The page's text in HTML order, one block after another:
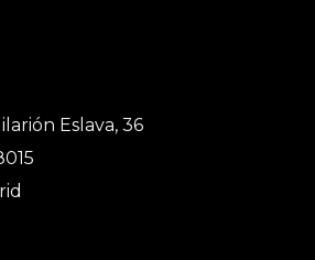
Eslava, 36